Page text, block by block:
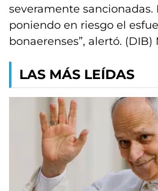
severamente sancionadas.
poniendo en riesgo el
bonaerenses”, alertó. (DIB)
LAS MÁS LEÍDAS